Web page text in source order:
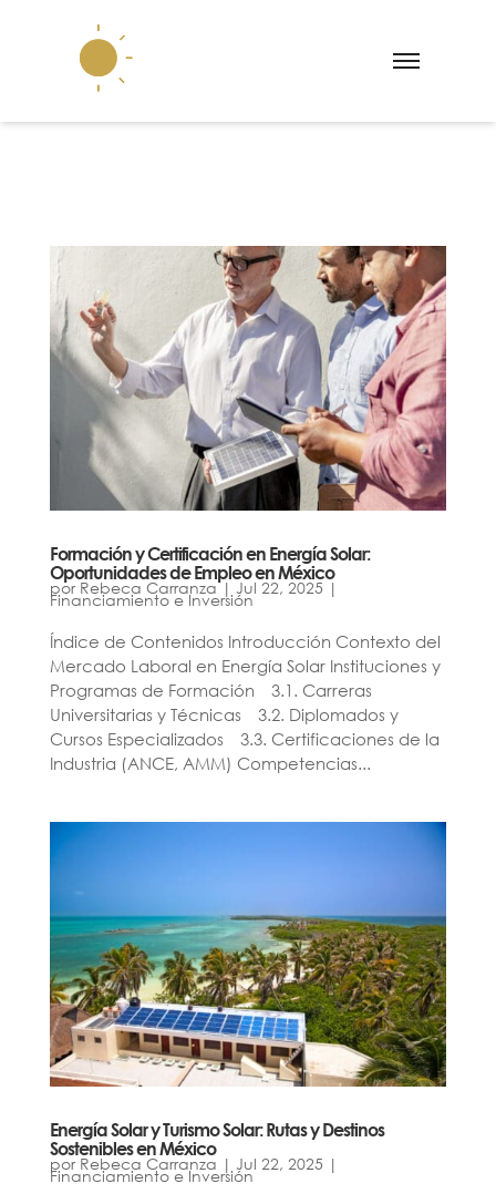
Formación y Certificación en Energía Solar:
Oportunidades de Empleo en México
por Rebeca Carranza| Jul 22, 2025 |
Financiamiento e Inversión
Índice de Contenidos Introducción Contexto del
Mercado Laboral en Energía Solar Instituciones y
Programas de Formación 3.1. Carreras
Universitarias y Técnicas 3.2. Diplomados y
Cursos Especializados 3.3. Certificaciones de la
Industria (ANCE, AMM) Competencias...
Energía Solar y Turismo Solar: Rutas y Destinos
Sostenibles en México
por Rebeca Carranza | Jul 22, 2025 |
Financiamiento e Inversión